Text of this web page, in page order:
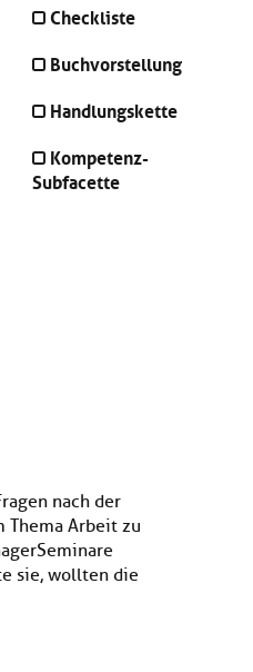
Checkliste
Buchvorstellung
Handlungskette
Kompetenz-
Subfacette
nach der
Thema Arbeit zu
sie, wollten die